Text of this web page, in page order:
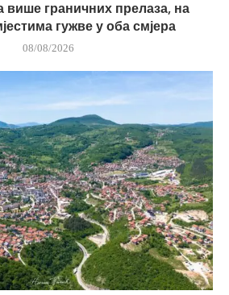
више граничних прелаза, на
гужве у оба смјера
08/08/2026